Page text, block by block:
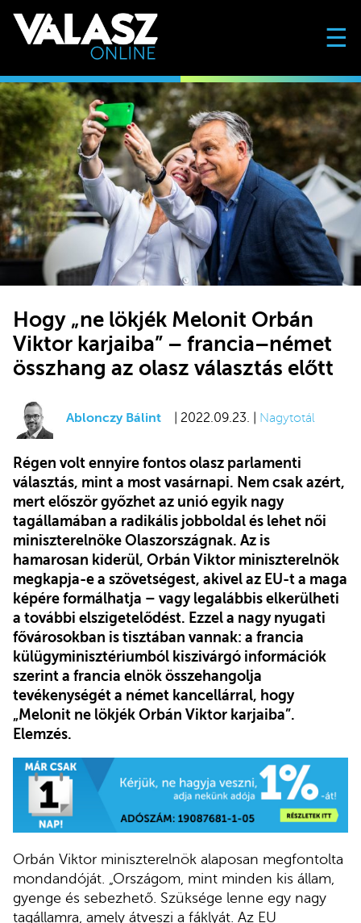
☰
Hogy „ne lökjék Melonit Orbán
Viktor karjaiba” – francia–német
összhang az olasz választás előtt
Ablonczy Bálint | 2022.09.23. | Nagytotál
Régen volt ennyire fontos olasz parlamenti
választás, mint a most vasárnapi. Nem csak azért,
mert először győzhet az unió egyik nagy
tagállamában a radikális jobboldal és lehet női
miniszterelnöke Olaszországnak. Az is
hamarosan kiderül, Orbán Viktor miniszterelnök
megkapja-e a szövetségest, akivel az EU-t a maga
képére formálhatja – vagy legalábbis elkerülheti
a további elszigetelődést. Ezzel a nagy nyugati
fővárosokban is tisztában vannak: a francia
külügyminisztériumból kiszivárgó információk
szerint a francia elnök összehangolja
tevékenységét a német kancellárral, hogy
„Melonit ne lökjék Orbán Viktor karjaiba”.
Elemzés.
Orbán Viktor miniszterelnök alaposan megfontolta
mondandóját. „Országom, mint minden kis állam,
gyenge és sebezhető. Szüksége lenne egy nagy
tagállamra, amely átveszi a fáklyát. Az EU